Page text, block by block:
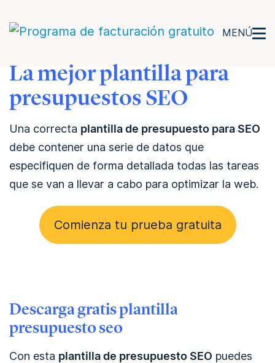
MENÚ
La mejor plantilla para
presupuestos SEO
Una correcta plantilla de presupuesto para SEO
debe contener una serie de datos que
especifiquen de forma detallada todas las tareas
que se van a llevar a cabo para optimizar la web.
Comienza tu prueba gratuita
Descarga gratis plantilla
presupuesto seo
Con esta plantilla de presupuesto SEO puedes